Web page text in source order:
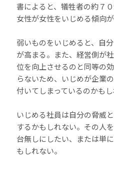
書によると、犠牲者の約７
女性が女性をいじめる傾向が
弱いものをいじめると、自
が高まる。また、経営側が
位を向上させるのと同等の
らないため、いじめが企業
付いてしまっているのかもし
いじめる社員は自分の脅威
するかもしれない。その人
台無しにしたい、または単
もしれない。